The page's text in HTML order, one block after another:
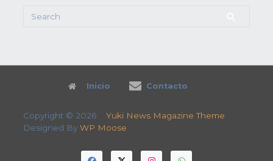
Search
Inicio Contacto
Copyright © 2026 Yuki News Magazine Theme
Designed By WP Moose